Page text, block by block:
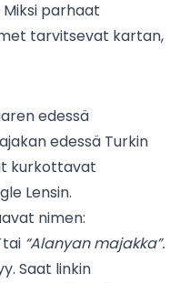
edessä
edessä Turkin
kurkottavat
Lensin.
nimen:
tai “Alanyan majakka”.
Saat linkin